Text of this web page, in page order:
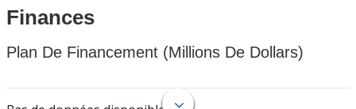
Finances
Plan De Financement (Millions De Dollars)